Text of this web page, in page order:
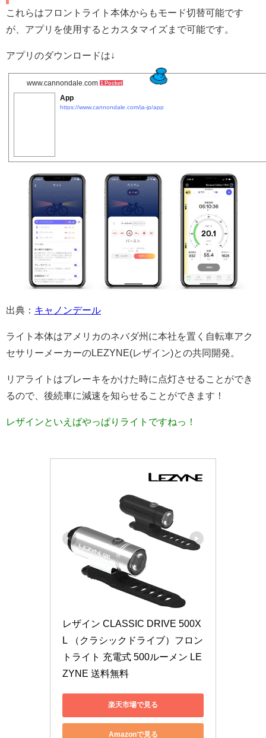
これらはフロントライト本体からもモード切替可能です
が、アプリを使用するとカスタマイズまで可能です。
アプリのダウンロードは↓
www.cannondale.com 1 Pocket
App
https://www.cannondale.com/ja-jp/app
出典： キャノンデール
ライト本体はアメリカのネバダ州に本社を置く自転車アク
セサリーメーカーのLEZYNE(レザイン)との共同開発。
リアライトはブレーキをかけた時に点灯させることができ
るので、後続車に減速を知らせることができます！
レザインといえばやっぱりライトですねっ！
レザイン CLASSIC DRIVE 500X
L （クラシックドライブ）フロン
トライト 充電式 500ルーメン LE
ZYNE 送料無料
楽天市場で見る
Amazonで見る